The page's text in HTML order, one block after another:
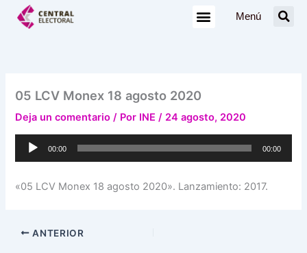
Menú
05 LCV Monex 18 agosto 2020
Deja un comentario / Por INE/ 24 agosto, 2020
Reproductor
00:00 00:00
«05 LCV Monex 18 agosto 2020». Lanzamiento: 2017.
ANTERIOR